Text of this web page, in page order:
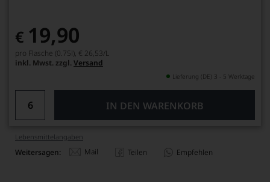
€ 19,90
pro Flasche (0.75l), € 26,53/L
inkl. Mwst. zzgl. Versand
Lieferung (DE) 3 - 5 Werktage
IN DEN WARENKORB
Lebensmittel­angaben
Weitersagen: Mail Teilen Empfehlen